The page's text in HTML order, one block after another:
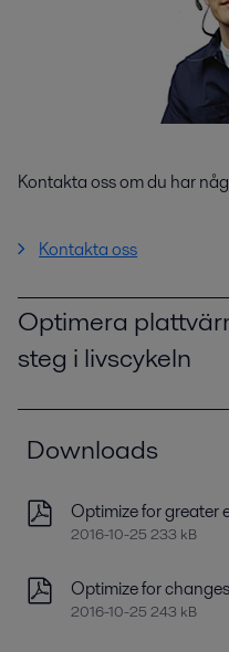
Kontakta oss om du har
Kontakta oss
Optimera
steg i livscykeln
Downloads
Optimize for greater
2016-10-25 233 kB
Optimize for
2016-10-25 243 kB